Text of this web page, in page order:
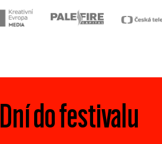
Dní do festivalu